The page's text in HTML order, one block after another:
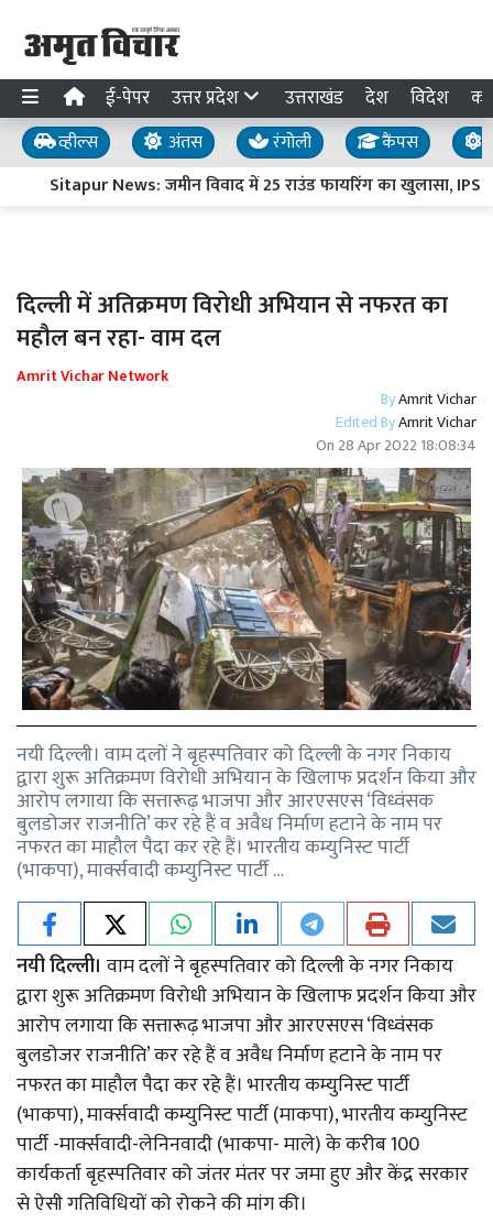
ई-पेपर उत्तर प्रदेश उत्तराखंड देश विदेश
व्हील्स अंतस रंगोली कैंपस
Sitapur News: जमीन विवाद में 25 राउंड फायरिंग का खुलासा, IPS
दिल्ली में अतिक्रमण विरोधी अभियान से नफरत का
महौल बन रहा- वाम दल
Amrit Vichar Network
ByAmrit Vichar
Edited ByAmrit Vichar
On 28 Apr 2022 18:08:34
नयी दिल्ली। वाम दलों ने बृहस्पतिवार को दिल्ली के नगर निकाय
द्वारा शुरू अतिक्रमण विरोधी अभियान के खिलाफ प्रदर्शन किया और
आरोप लगाया कि सत्तारूढ़ भाजपा और आरएसएस ‘विध्वंसक
बुलडोजर राजनीति’ कर रहे हैं व अवैध निर्माण हटाने के नाम पर
नफरत का माहौल पैदा कर रहे हैं। भारतीय कम्युनिस्ट पार्टी
(भाकपा), मार्क्सवादी कम्युनिस्ट पार्टी …
नयी दिल्ली। वाम दलों ने बृहस्पतिवार को दिल्ली के नगर निकाय
द्वारा शुरू अतिक्रमण विरोधी अभियान के खिलाफ प्रदर्शन किया और
आरोप लगाया कि सत्तारूढ़ भाजपा और आरएसएस ‘विध्वंसक
बुलडोजर राजनीति’ कर रहे हैं व अवैध निर्माण हटाने के नाम पर
नफरत का माहौल पैदा कर रहे हैं। भारतीय कम्युनिस्ट पार्टी
(भाकपा), मार्क्सवादी कम्युनिस्ट पार्टी (माकपा), भारतीय कम्युनिस्ट
पार्टी -मार्क्सवादी-लेनिनवादी (भाकपा- माले) के करीब 100
कार्यकर्ता बृहस्पतिवार को जंतर मंतर पर जमा हुए और केंद्र सरकार
से ऐसी गतिविधियों को रोकने की मांग की।